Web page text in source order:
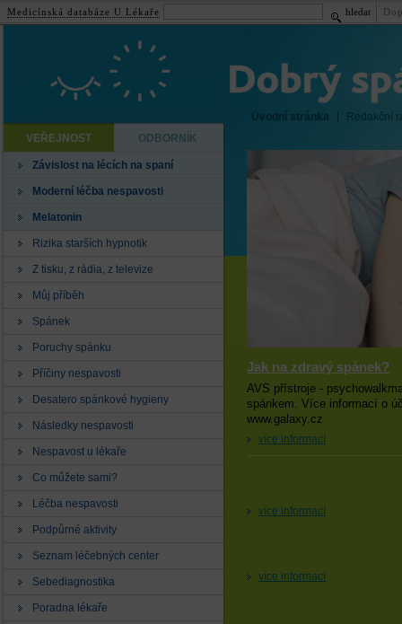
Úvodní stránka
Redakční
VEŘEJNOST
ODBORNÍK
Závislost na lécích na spaní
Moderní léčba nespavosti
Melatonin
Rizika starších hypnotik
Z tisku, z rádia, z televize
Můj příběh
Spánek
Poruchy spánku
Příčiny nespavosti
Desatero spánkové hygieny
Následky nespavosti
Nespavost u lékaře
Co můžete sami?
Léčba nespavosti
Podpůrné aktivity
Seznam léčebných center
Sebediagnostika
Poradna lékaře
Jak na zdravý spánek?
AVS přístroje -
spánkem. Více informací o
www.galaxy.cz
více informací
více informací
více informací
Medicínská databáze U Lékaře hledat